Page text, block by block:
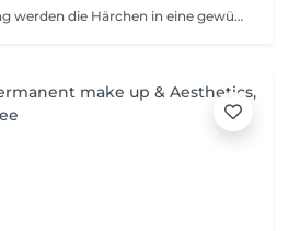
Beim Augenbrauenlifting werden die Härchen in eine gewünschte Form gebracht und fixiert, sodass sie voller und definierter wirken. Im Paket enthalten sind das Liften der Augenbrauen, das Färben für mehr Ausdruck sowie eine präzise Augenbrauenkorrektur. Abgerundet wird die Behandlung mit einer luxuriösen Augenpflege in Pad-Form, die die Haut erfrischt und mit Feuchtigkeit versorgt.